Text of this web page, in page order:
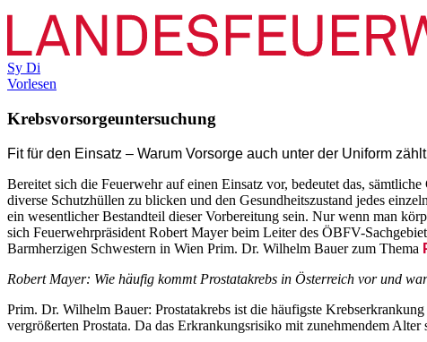
Sy Di
Vorlesen
Krebsvorsorgeuntersuchung
Fit für den Einsatz – Warum Vorsorge auch unter der Uniform zählt
Bereitet sich die Feuerwehr auf einen Einsatz vor, bedeutet das,
diverse Schutzhüllen zu blicken und den Gesundheitszustand jedes
ein wesentlicher Bestandteil dieser Vorbereitung sein. Nur wenn man
sich Feuerwehrpräsident Robert Mayer beim Leiter des ÖBFV-
Barmherzigen Schwestern in Wien Prim. Dr. Wilhelm Bauer zum Thema
Robert Mayer: Wie häufig kommt Prostatakrebs in Österreich vor und
Prim. Dr. Wilhelm Bauer: Prostatakrebs ist die häufigste
vergrößerten Prostata. Da das Erkrankungsrisiko mit zunehmendem